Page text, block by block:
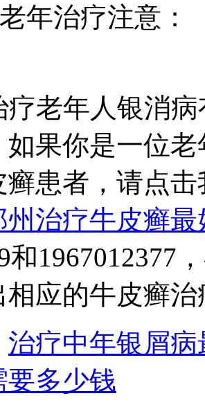
年治疗注意：
老年人银消病
如果你是一位
癣患者，请点
州治疗牛皮癣
和1967012377
相应的牛皮癣
治疗中年银屑
要多少钱